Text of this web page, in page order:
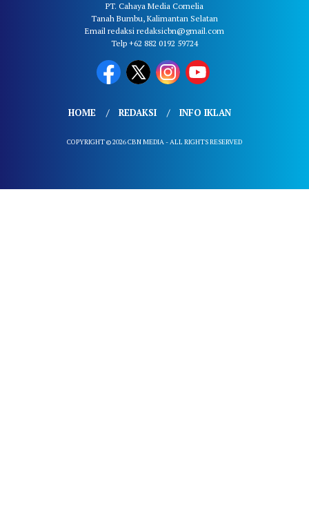
PT. Cahaya Media Cornelia
Tanah Bumbu, Kalimantan Selatan
Email redaksi redaksicbn@gmail.com
Telp +62 882 0192 59724
HOME REDAKSI INFO IKLAN
COPYRIGHT © 2026 CBN MEDIA - ALL RIGHTS RESERVED